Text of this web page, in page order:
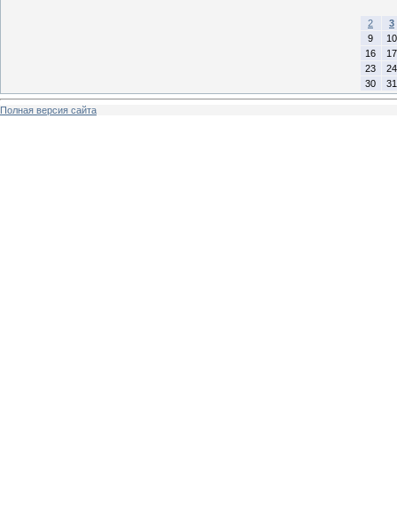
2
3
9
10
16
17
23
24
30
31
Полная версия сайта